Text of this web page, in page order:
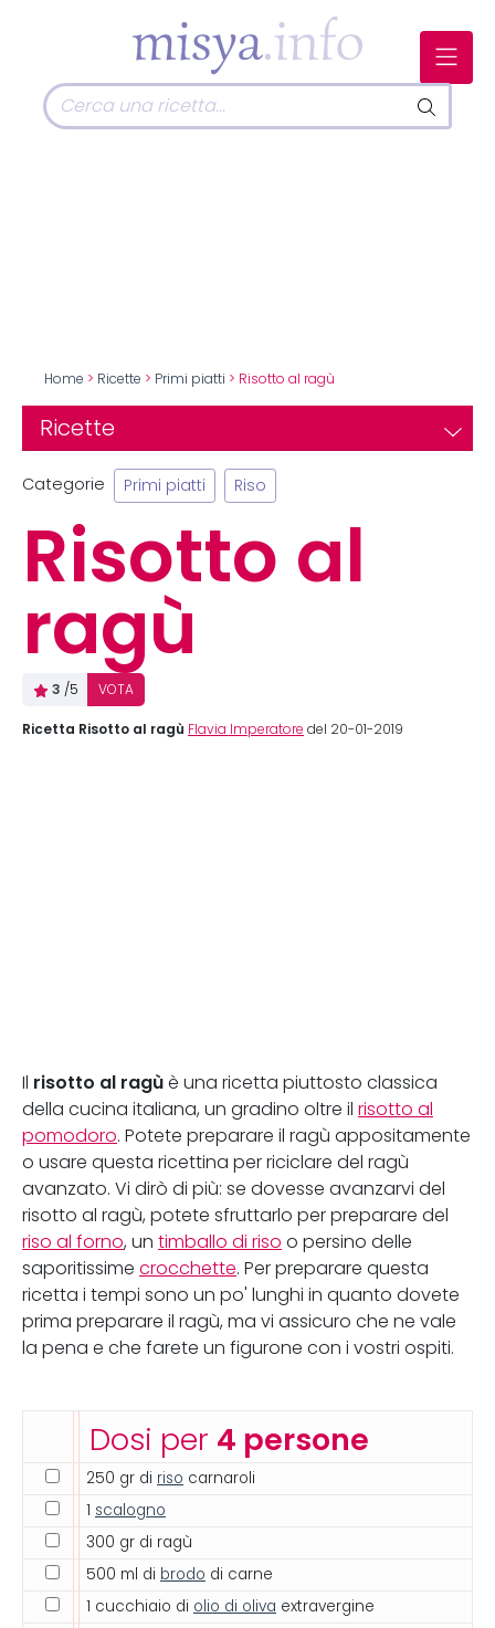
Home > Ricette > Primi piatti > Risotto al ragù
Ricette
Categorie Primi piatti Riso
Risotto al
ragù
3 /5 VOTA
Ricetta Risotto al ragù Flavia Imperatore del 20-01-2019
Il risotto al ragù è una ricetta piuttosto classica
della cucina italiana, un gradino oltre il risotto al
pomodoro. Potete preparare il ragù appositamente
o usare questa ricettina per riciclare del ragù
avanzato. Vi dirò di più: se dovesse avanzarvi del
risotto al ragù, potete sfruttarlo per preparare del
riso al forno, un timballo di riso o persino delle
saporitissime crocchette. Per preparare questa
ricetta i tempi sono un po' lunghi in quanto dovete
prima preparare il ragù, ma vi assicuro che ne vale
la pena e che farete un figurone con i vostri ospiti.
Dosi per 4 persone
250 gr di riso carnaroli
1 scalogno
300 gr di ragù
500 ml di brodo di carne
1 cucchiaio di olio di oliva extravergine